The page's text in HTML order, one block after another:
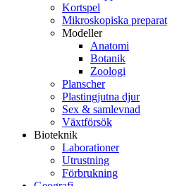
Kortspel
Mikroskopiska preparat
Modeller
Anatomi
Botanik
Zoologi
Planscher
Plastingjutna djur
Sex & samlevnad
Växtförsök
Bioteknik
Laborationer
Utrustning
Förbrukning